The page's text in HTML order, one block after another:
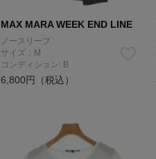
MAX MARA WEEK END LINE
ノースリーブ
サイズ：M
コンディション: B
6,800円（税込）